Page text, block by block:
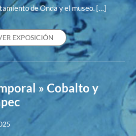
de Onda y el museo. […]
EXPOSICIÓN
» Cobalto y